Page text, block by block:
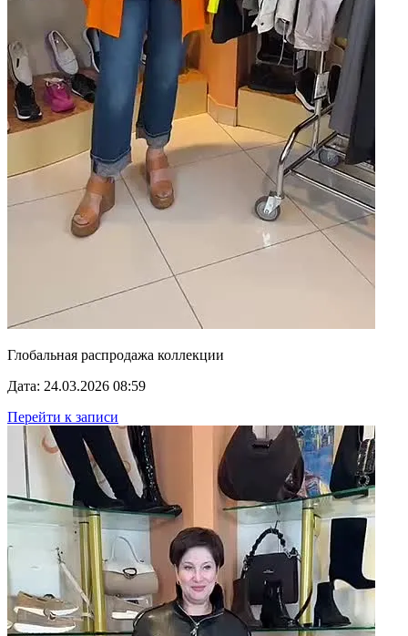
Глобальная распродажа коллекции
Дата: 24.03.2026 08:59
Перейти к записи